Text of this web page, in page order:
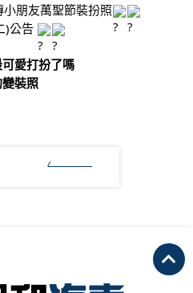
朋友萬聖節裝扮照
)公告
愛打扮了嗎
裝照